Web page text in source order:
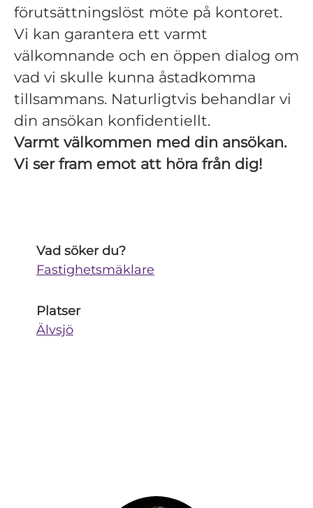
förutsättningslöst möte på kontoret.
Vi kan garantera ett varmt
välkomnande och en öppen dialog om
vad vi skulle kunna åstadkomma
tillsammans. Naturligtvis behandlar vi
din ansökan konfidentiellt.
Varmt välkommen med din ansökan.
Vi ser fram emot att höra från dig!
Vad söker du?
Fastighetsmäklare
Platser
Älvsjö